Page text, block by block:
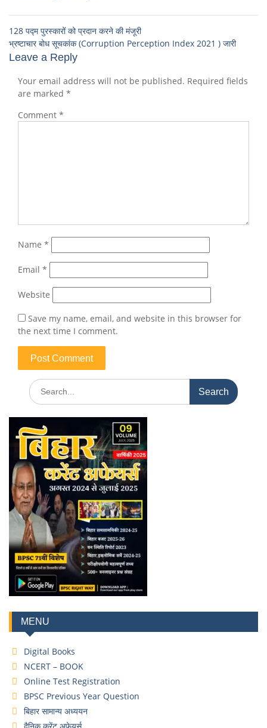
128 पद्म पुरस्कारों को प्रदान करने की मंजूरी
भ्रष्टाचार बोध सूचकांक (Corruption Perception Index 2021 ) जारी
Leave a Reply
Your email address will not be published. Required fields
are marked *
Comment *
Name *
Email *
Website
Save my name, email, and website in this browser for
the next time I comment.
MENU
Digital Books
NCERT – BOOK
Online Test Registration
BPSC Previous Year Question
बिहार सामान्य अध्ययन